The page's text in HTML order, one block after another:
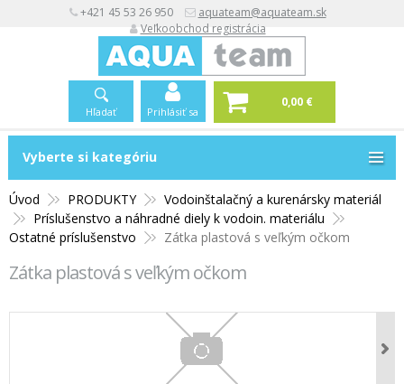
+421 45 53 26 950
aquateam@aquateam.sk
Veľkoobchod registrácia
Hľadať Prihlásiť sa
0,00 €
Vyberte si kategóriu
Úvod PRODUKTY
Vodoinštalačný a kurenársky materiál
Príslušenstvo a náhradné diely k vodoin. materiálu
Ostatné príslušenstvo
Zátka plastová s veľkým očkom
Zátka plastová s veľkým očkom
Vyberte si kategóriu